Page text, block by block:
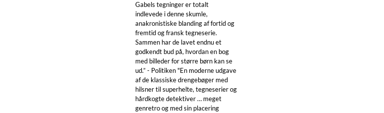
Gabels tegninger er totalt
indlevede i denne skumle,
anakronistiske blanding af fortid og
fremtid og fransk tegneserie.
Sammen har de lavet endnu et
godkendt bud på, hvordan en bog
med billeder for større børn kan se
ud.” - Politiken "En moderne udgave
af de klassiske drengebøger med
hilsner til superhelte, tegneserier og
hårdkogte detektiver … meget
genretro og med sin placering